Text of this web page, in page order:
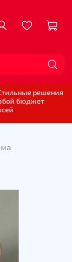
решения
бюджет